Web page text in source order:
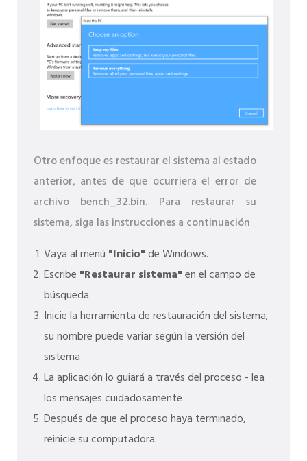
Otro enfoque es restaurar el sistema al estado
anterior, antes de que ocurriera el error de
archivo bench_32.bin. Para restaurar su
sistema, siga las instrucciones a continuación
Vaya al menú "Inicio"de Windows.
Escribe "Restaurar sistema"en el campo de
búsqueda
Inicie la herramienta de restauración del sistema;
su nombre puede variar según la versión del
sistema
La aplicación lo guiará a través del proceso - lea
los mensajes cuidadosamente
Después de que el proceso haya terminado,
reinicie su computadora.